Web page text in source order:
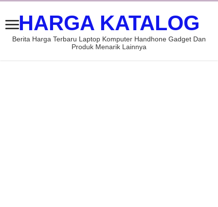
HARGA KATALOG
Berita Harga Terbaru Laptop Komputer Handhone Gadget Dan
Produk Menarik Lainnya